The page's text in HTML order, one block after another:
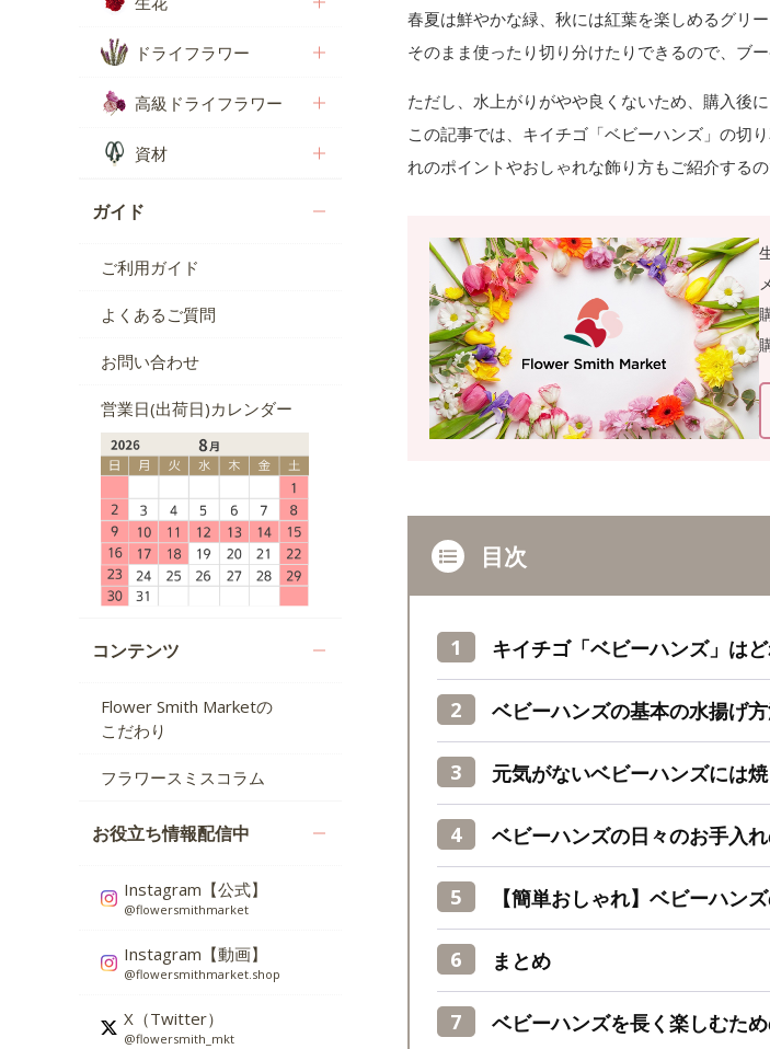
ドライフラワー
高級ドライフラワー
資材
ガイド
ご利用ガイド
よくあるご質問
お問い合わせ
営業日(出荷日)カレンダー
コンテンツ
Flower Smith Marketの
こだわり
フラワースミスコラム
お役立ち情報配信中
Instagram【公式】
@flowersmithmarket
Instagram【動画】
@flowersmithmarket.shop
X（Twitter）
@flowersmith_mkt
春夏は鮮やかな緑、秋には紅葉を楽しめるグリー
そのまま使ったり切り分けたりできるので、ブ
ただし、水上がりがやや良くないため、購入後
この記事では、キイチゴ「ベビーハンズ」の切
れのポイントやおしゃれな飾り方もご紹介するの
目次
キイチゴ「ベビーハンズ」は
ベビーハンズの基本の水揚げ方
元気がないベビーハンズには
ベビーハンズの日々のお手入
【簡単おしゃれ】ベビーハン
まとめ
ベビーハンズを長く楽しむた